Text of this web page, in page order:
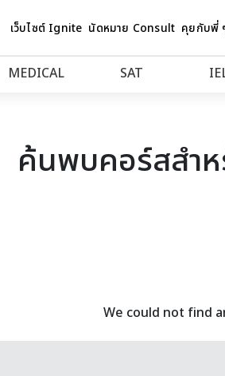
เว็บไซต์ Ignite นัดหมาย Consult คุยกับพี่
MEDICAL SAT
ค้นพบคอร์สสำ
We could not find